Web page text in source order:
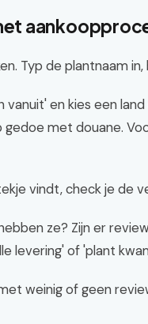
Typ de plantnaam
vanuit' en kies een
met douane.
vindt, check je de
ze? Zijn er
levering' of 'plant
weinig of geen